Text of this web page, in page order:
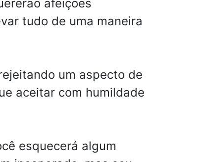
afeições
tudo de uma maneira
um aspecto de
aceitar com humildade
esquecerá algum